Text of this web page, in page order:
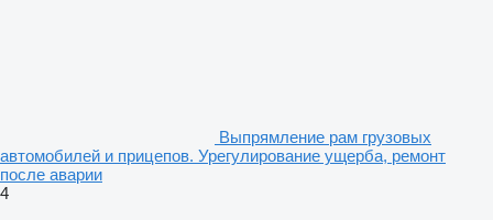
Выпрямление рам грузовых
автомобилей и прицепов. Урегулирование ущерба, ремонт
после аварии
4